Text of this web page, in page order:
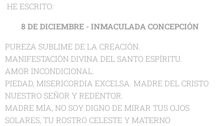
HE ESCRITO:
8 DE DICIEMBRE - INMACULADA CONCEPCIÓN
PUREZA SUBLIME DE LA CREACIÓN.
MANIFESTACIÓN DIVINA DEL SANTO ESPÍRITU.
AMOR INCONDICIONAL.
PIEDAD, MISERICORDIA EXCELSA. MADRE DEL CRISTO
NUESTRO SEÑOR Y REDENTOR.
MADRE MÍA, NO SOY DIGNO DE MIRAR TUS OJOS
SOLARES, TU ROSTRO CELESTE Y MATERNO